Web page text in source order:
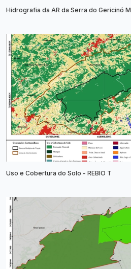
Hidrografia da AR da Serra do Gericinó M
Uso e Cobertura do Solo - REBIO T